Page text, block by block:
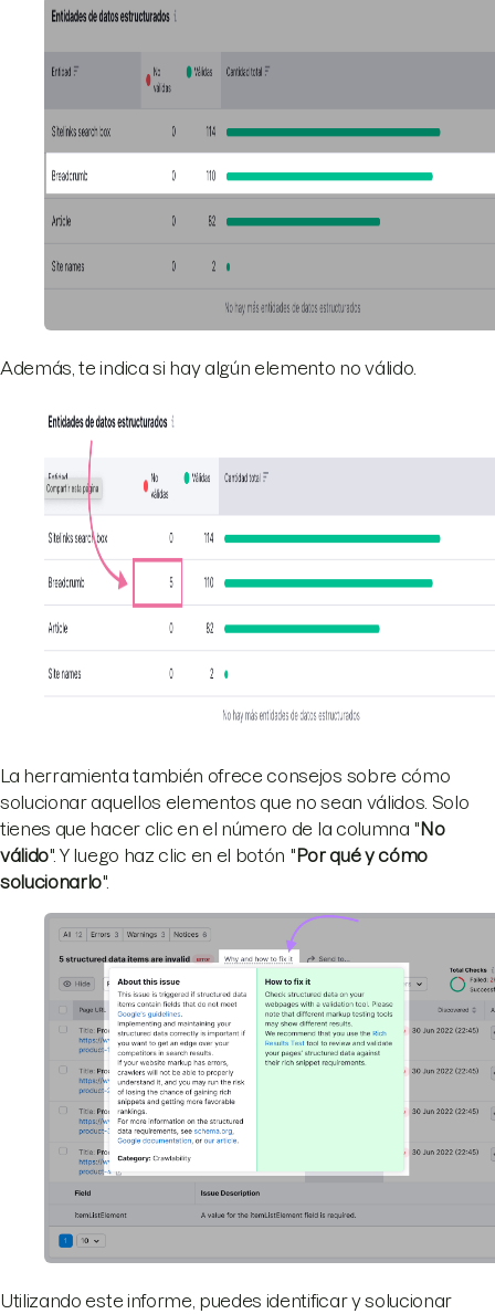
Además, te indica si hay algún elemento no válido.
La herramienta también ofrece consejos sobre cómo
solucionar aquellos elementos que no sean válidos. Solo
tienes que hacer clic en el número de la columna "No
válido". Y luego haz clic en el botón "Por qué y cómo
solucionarlo".
Utilizando este informe, puedes identificar y solucionar